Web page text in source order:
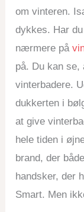
om vinteren.
dykkes. Har
nærmere på
på. Du kan
vinterbadere.
dukkerten i
at give
hele tiden i
brand, der
handsker, der
Smart. Men